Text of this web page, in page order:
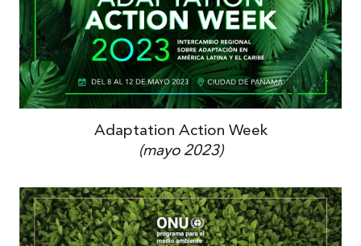
Adaptation Action Week
(mayo 2023)